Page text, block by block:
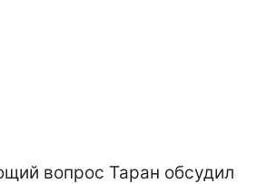
вопрос Таран обсудил